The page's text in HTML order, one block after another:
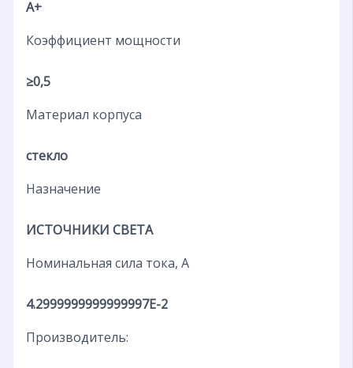
A+
Коэффициент мощности
≥0,5
Материал корпуса
стекло
Назначение
ИСТОЧНИКИ СВЕТА
Номинальная сила тока, А
4.2999999999999997E-2
Производитель: